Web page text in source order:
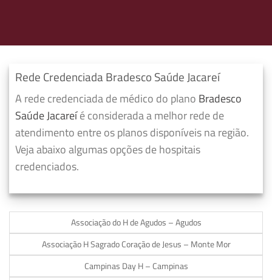
Rede Credenciada Bradesco Saúde Jacareí
A rede credenciada de médico do plano Bradesco
Saúde Jacareíé considerada a melhor rede de
atendimento entre os planos disponíveis na região.
Veja abaixo algumas opções de hospitais
credenciados.
Associação do H de Agudos – Agudos
Associação H Sagrado Coração de Jesus – Monte Mor
Campinas Day H – Campinas